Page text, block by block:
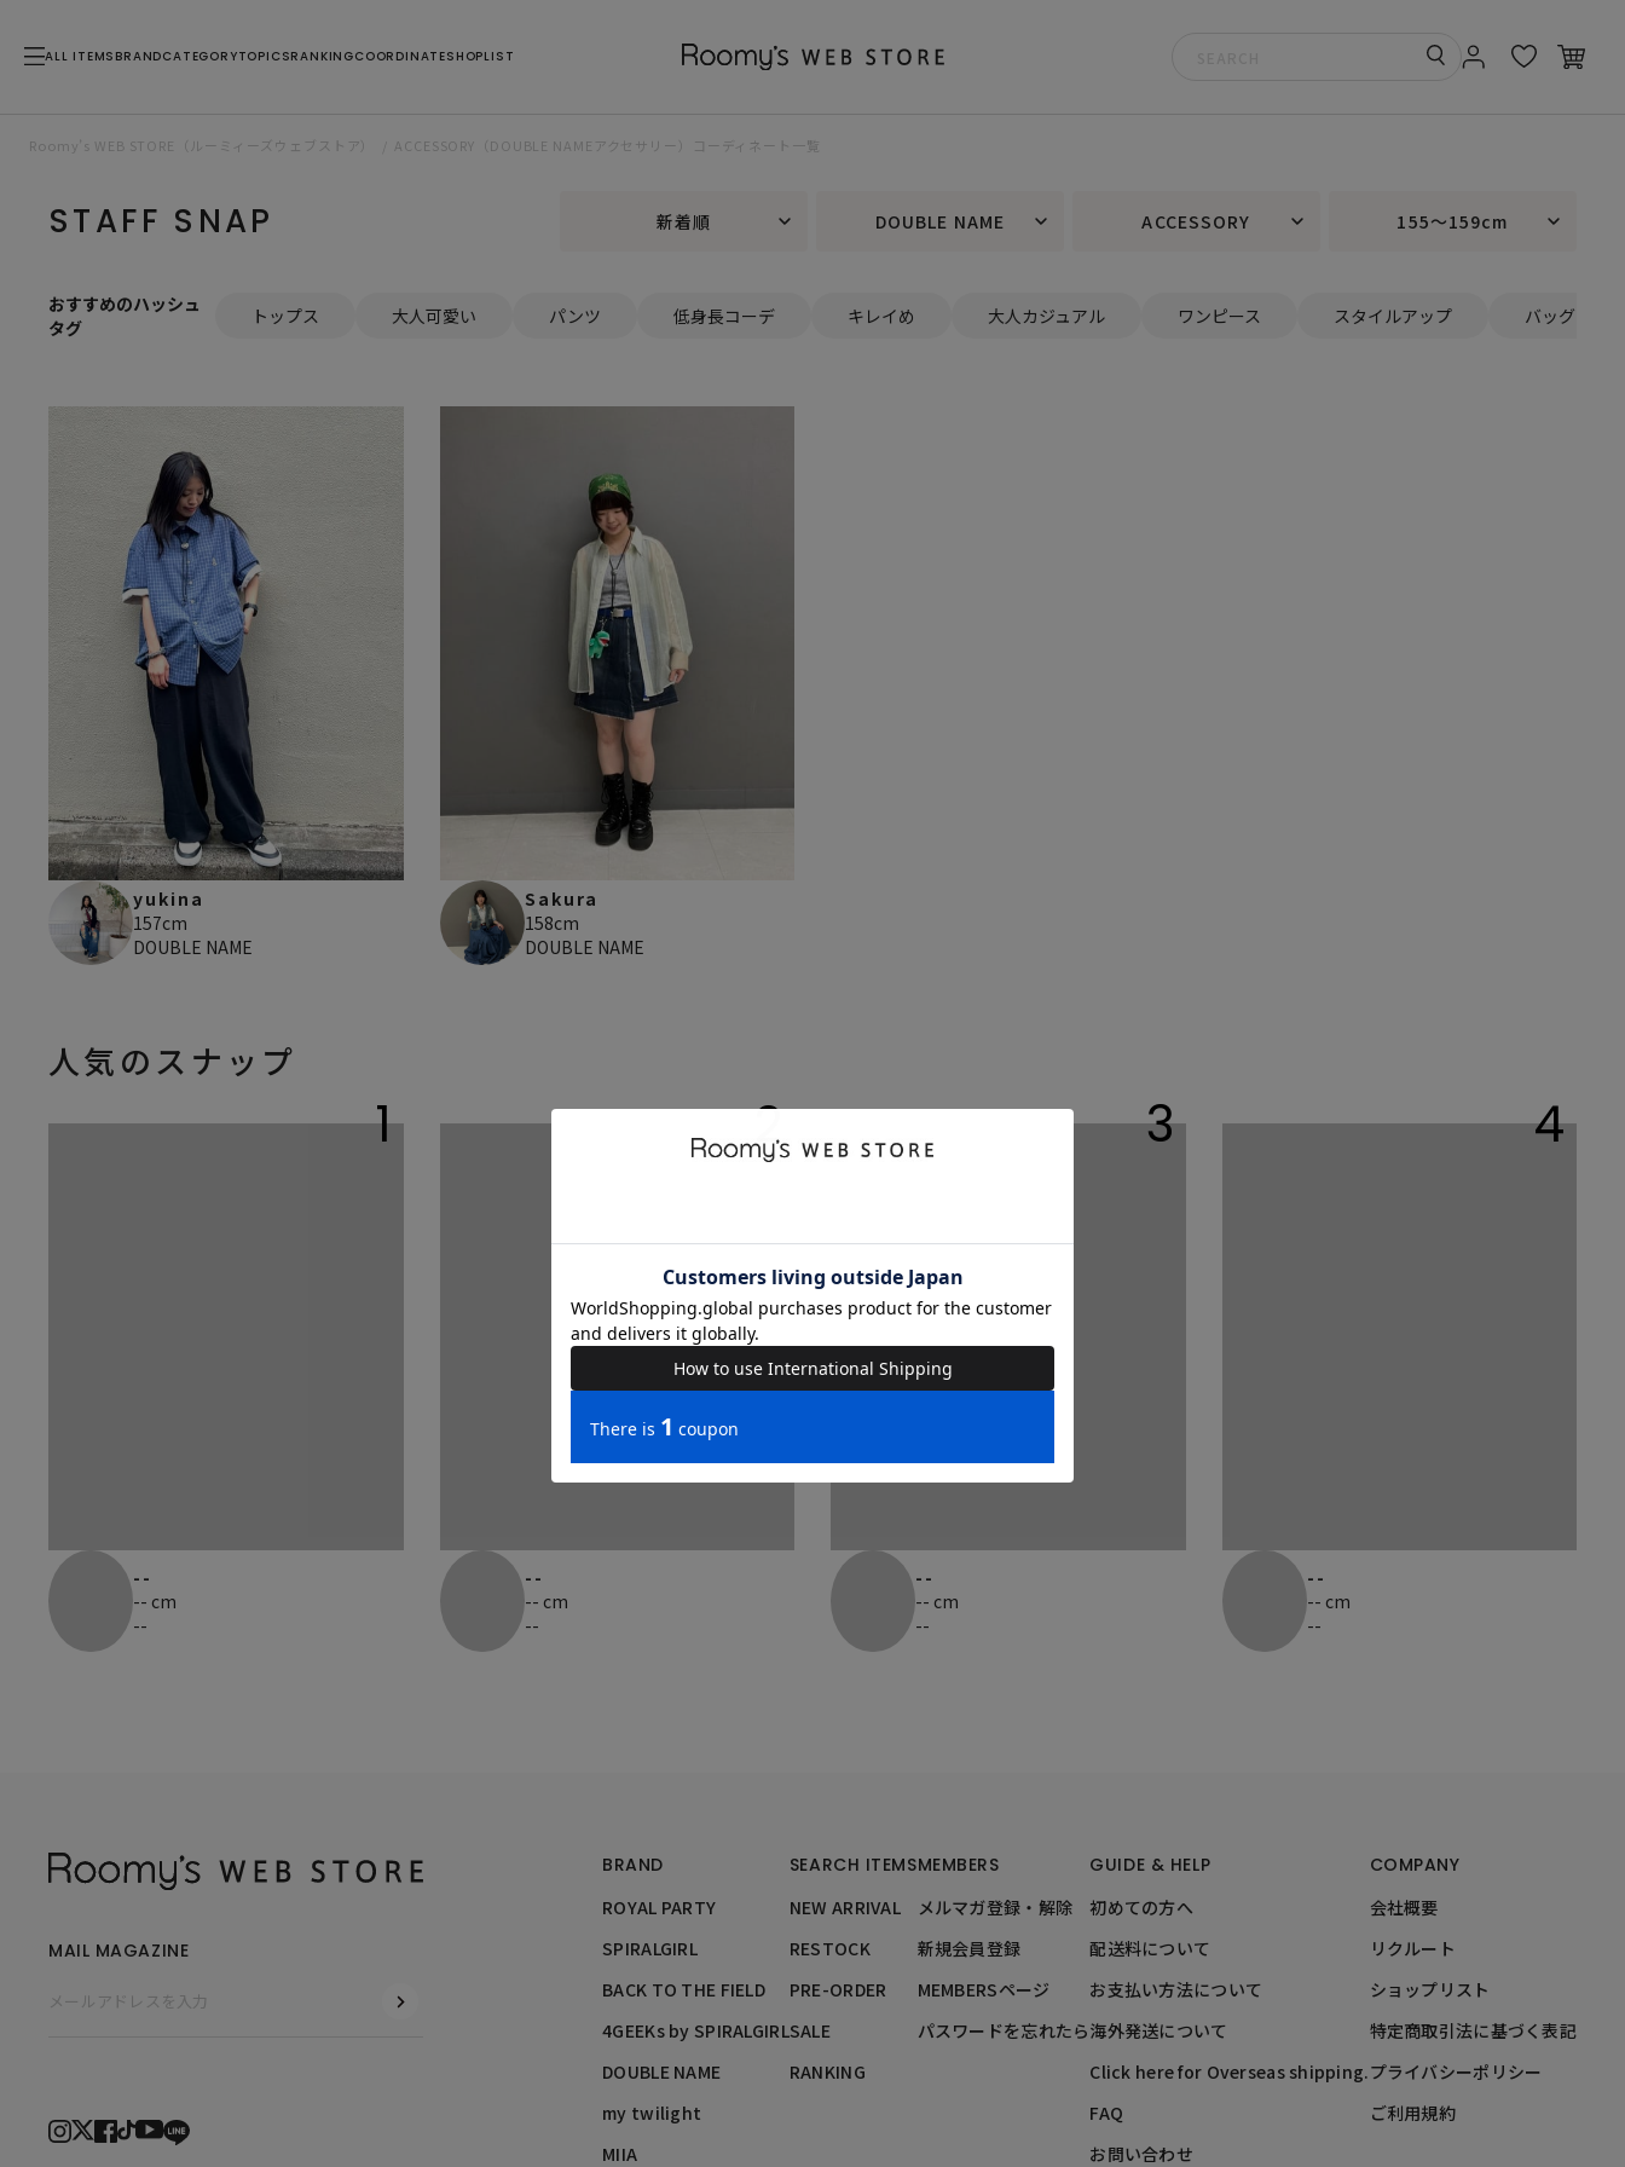
ALL ITEMS BRANDCATEGORYTOPICSRANKINGCOORDINATESHOPLIST
Roomy’s WEB STORE（ルーミィーズウェブストア） ACCESSORY（DOUBLE NAMEアクセサリー）コーディネート一覧
STAFF SNAP 新着順 DOUBLE NAME ACCESSORY 155～159cm
おすすめのハッシュ
タグ
トップス 大人可愛い パンツ 低身長コーデ キレイめ 大人カジュアル ワンピース スタイルアップ バッグ
yukina
157cm
DOUBLE NAME
Sakura
158cm
DOUBLE NAME
人気のスナップ
1
--
-- cm
--
2
--
-- cm
--
3
--
-- cm
--
4
--
-- cm
--
BRAND
ROYAL PARTY
SPIRALGIRL
BACK TO THE FIELD
4GEEKs by SPIRALGIRL
DOUBLE NAME
my twilight
MIIA
SEARCH ITEMS
NEW ARRIVAL
RESTOCK
PRE-ORDER
SALE
RANKING
MEMBERS
メルマガ登録・解除
新規会員登録
MEMBERSページ
パスワードを忘れたら
GUIDE & HELP
初めての方へ
配送料について
お支払い方法について
海外発送について
Click here for Overseas shipping.
FAQ
お問い合わせ
COMPANY
会社概要
リクルート
ショップリスト
特定商取引法に基づく表記
プライバシーポリシー
ご利用規約
MAIL MAGAZINE